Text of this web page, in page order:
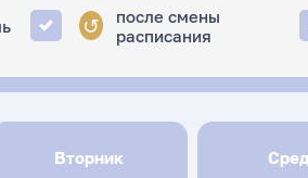
↺
после смены
расписания
Вторник